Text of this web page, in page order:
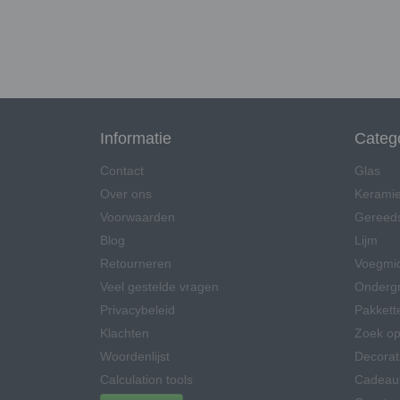
Informatie
Contact
Over ons
Voorwaarden
Blog
Retourneren
Veel gestelde vragen
Privacybeleid
Klachten
Woordenlijst
Calculation tools
Glas
Lijm
Zoek